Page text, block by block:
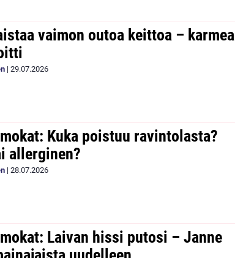
vaimon outoa keittoa – karmea
| 29.07.2026
Kuka poistuu ravintolasta?
allerginen?
| 28.07.2026
Laivan hissi putosi – Janne